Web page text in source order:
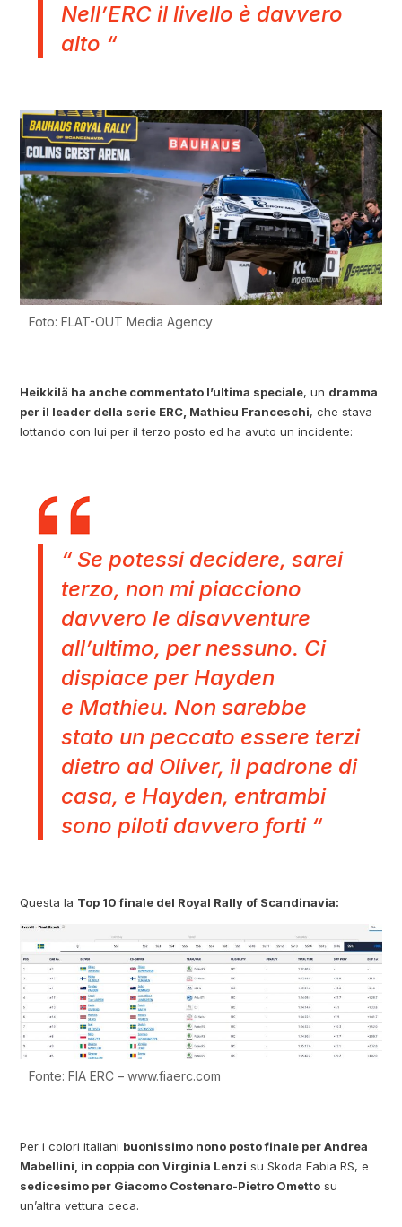
Nell’ERC il livello è davvero
alto “
Foto: FLAT-OUT Media Agency
Heikkilä ha anche commentato l’ultima speciale, un dramma
per il leader della serie ERC, Mathieu Franceschi, che stava
lottando con lui per il terzo posto ed ha avuto un incidente:
“ Se potessi decidere, sarei
terzo, non mi piacciono
davvero le disavventure
all’ultimo, per nessuno. Ci
dispiace per Hayden
e Mathieu. Non sarebbe
stato un peccato essere terzi
dietro ad Oliver, il padrone di
casa, e Hayden, entrambi
sono piloti davvero forti “
Questa la Top 10 finale del Royal Rally of Scandinavia:
Fonte: FIA ERC – www.fiaerc.com
Per i colori italiani buonissimo nono posto finale per Andrea
Mabellini, in coppia con Virginia Lenzi su Skoda Fabia RS, e
sedicesimo per Giacomo Costenaro-Pietro Ometto su
un’altra vettura ceca.